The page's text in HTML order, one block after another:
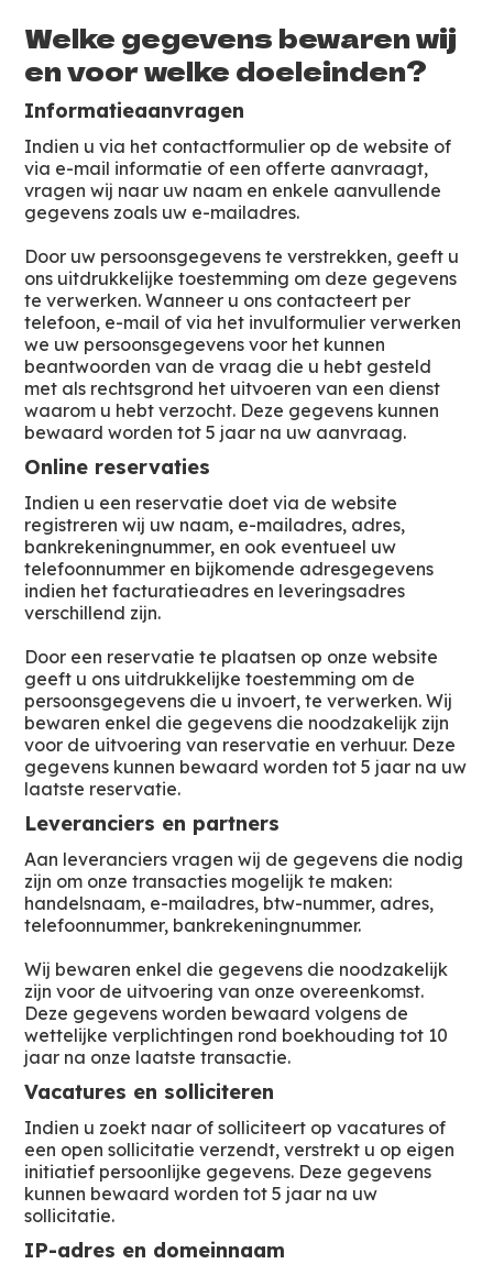
Welke gegevens bewaren wij
en voor welke doeleinden?
Informatieaanvragen
Indien u via het contactformulier op de website of
via e-mail informatie of een offerte aanvraagt,
vragen wij naar uw naam en enkele aanvullende
gegevens zoals uw e-mailadres.
Door uw persoonsgegevens te verstrekken, geeft u
ons uitdrukkelijke toestemming om deze gegevens
te verwerken. Wanneer u ons contacteert per
telefoon, e-mail of via het invulformulier verwerken
we uw persoonsgegevens voor het kunnen
beantwoorden van de vraag die u hebt gesteld
met als rechtsgrond het uitvoeren van een dienst
waarom u hebt verzocht. Deze gegevens kunnen
bewaard worden tot 5 jaar na uw aanvraag.
Online reservaties
Indien u een reservatie doet via de website
registreren wij uw naam, e-mailadres, adres,
bankrekeningnummer, en ook eventueel uw
telefoonnummer en bijkomende adresgegevens
indien het facturatieadres en leveringsadres
verschillend zijn.
Door een reservatie te plaatsen op onze website
geeft u ons uitdrukkelijke toestemming om de
persoonsgegevens die u invoert, te verwerken. Wij
bewaren enkel die gegevens die noodzakelijk zijn
voor de uitvoering van reservatie en verhuur. Deze
gegevens kunnen bewaard worden tot 5 jaar na uw
laatste reservatie.
Leveranciers en partners
Aan leveranciers vragen wij de gegevens die nodig
zijn om onze transacties mogelijk te maken:
handelsnaam, e-mailadres, btw-nummer, adres,
telefoonnummer, bankrekeningnummer.
Wij bewaren enkel die gegevens die noodzakelijk
zijn voor de uitvoering van onze overeenkomst.
Deze gegevens worden bewaard volgens de
wettelijke verplichtingen rond boekhouding tot 10
jaar na onze laatste transactie.
Vacatures en solliciteren
Indien u zoekt naar of solliciteert op vacatures of
een open sollicitatie verzendt, verstrekt u op eigen
initiatief persoonlijke gegevens. Deze gegevens
kunnen bewaard worden tot 5 jaar na uw
sollicitatie.
IP-adres en domeinnaam